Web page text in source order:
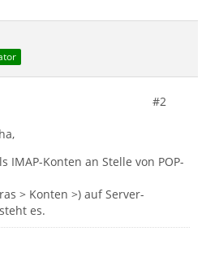
#2
IMAP-Konten an Stelle von POP-
> Konten >) auf Server-
es.